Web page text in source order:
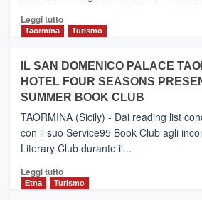
e
Zanzibar
da
Neos
Leggi tuttoLeggi
PIEDIMONTE
ETNEO
–
Meta
turistica
privilegiata
secondo
dati
di
Taormina Turismo
IL SAN DOMENICO PALACE
HOTEL FOUR SEASONS
SUMMER BOOK CLUB
TAORMINA (Sicily) - Dai reading list
con il suo Service95 Book Club agli
Literary Club durante il...
Leggi tuttoLeggi
di
Etna Turismo